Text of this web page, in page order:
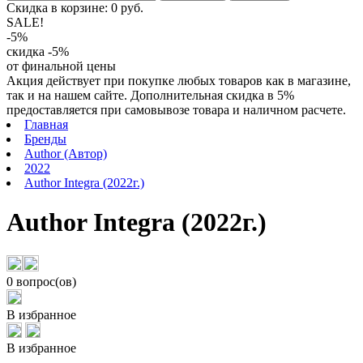
Скидка в корзине: 0 руб.
SALE!
-5%
скидка -5%
от финальной цены
Акция действует при покупке любых товаров как в магазине,
так и на нашем сайте. Дополнительная скидка в 5%
предоставляется при самовывозе товара и наличном расчете.
Главная
Бренды
Author (Автор)
2022
Author Integra (2022г.)
Author Integra (2022г.)
0 вопрос(ов)
В избранное
В избранное